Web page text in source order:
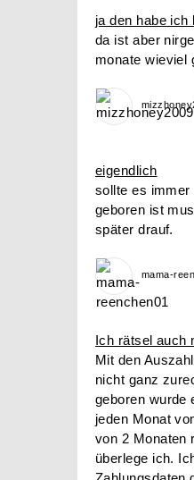
ja den habe ich
da ist aber
monate wieviel
eigendlich
sollte es immer
geboren ist
später drauf.
mama-
Ich rätsel auch
Mit den
nicht ganz
geboren wurde
jeden Monat
von 2 Monaten
überlege ich.